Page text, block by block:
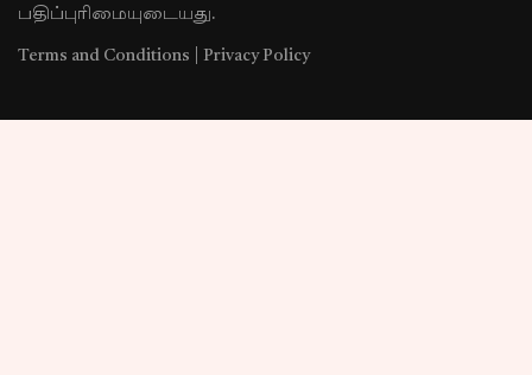
பதிப்புரிமையுடையது.
Terms and Conditions Privacy Policy